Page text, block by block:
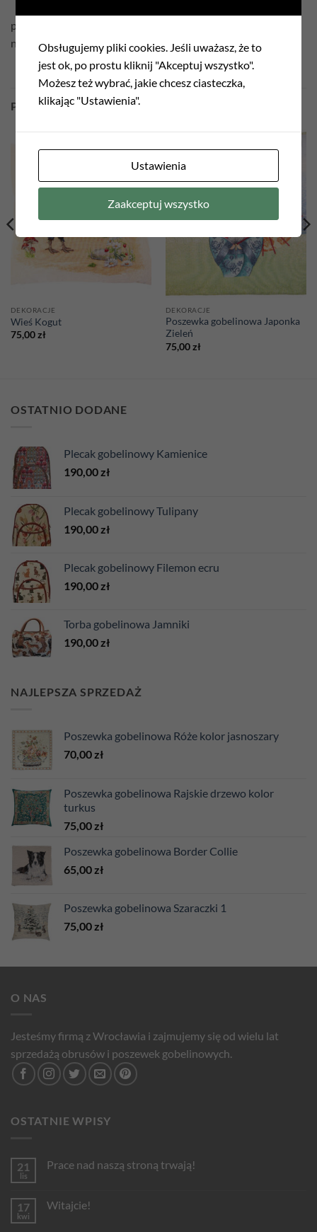
prać w temperaturze 30°C
nie czyścić chemicznie
PODOBNE PRODUKTY
Add to
DEKORACJE
Wieś Kogut
75,00zł
DEKORACJE
Poszewka gobelinowa Japonka
Zieleń
75,00zł
OSTATNIO DODANE
Plecak gobelinowy Kamienice
190,00 zł
Plecak gobelinowy Tulipany
190,00 zł
Plecak gobelinowy Filemon ecru
190,00 zł
Torba gobelinowa Jamniki
190,00 zł
NAJLEPSZA SPRZEDAŻ
Poszewka gobelinowa Róże kolor jasnoszary
70,00 zł
Poszewka gobelinowa Rajskie drzewo kolor
turkus
75,00 zł
Poszewka gobelinowa Border Collie
65,00 zł
Poszewka gobelinowa Szaraczki 1
75,00 zł
O NAS
Jesteśmy firmą z Wrocławia i zajmujemy się od wielu lat
sprzedażą obrusów i poszewek gobelinowych.
OSTATNIE WPISY
21
lis
Prace nad naszą stroną trwają!
Prace
17
kwi
Witajcie!
Obsługujemy pliki cookies. Jeśli uważasz, że to
jest ok, po prostu kliknij "Akceptuj wszystko".
Możesz też wybrać, jakie chcesz ciasteczka,
klikając "Ustawienia".
Ustawienia
Zaakceptuj wszystko